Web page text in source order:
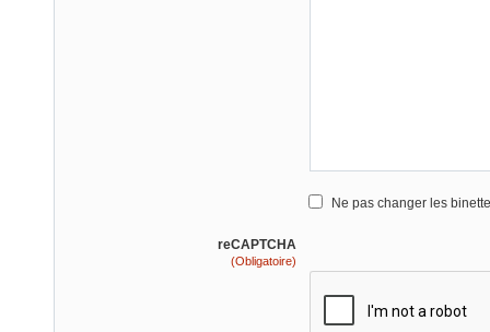
Ne pas changer les
reCAPTCHA
(Obligatoire)